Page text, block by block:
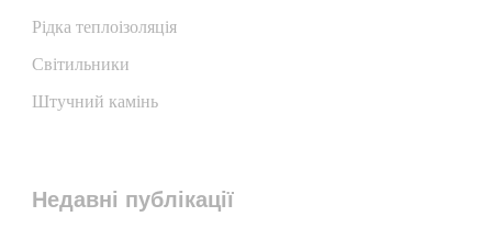
Рідка теплоізоляція
Світильники
Штучний камінь
Недавні публікації